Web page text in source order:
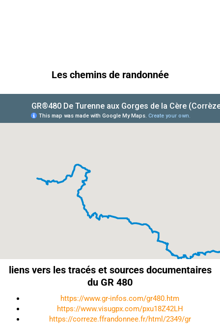
Les chemins de randonnée
liens vers les tracés et sources documentaires
du GR 480
https://www.gr-infos.com/gr480.htm
https://www.visugpx.com/pxu18Z42LH
https://correze.ffrandonnee.fr/html/2349/gr